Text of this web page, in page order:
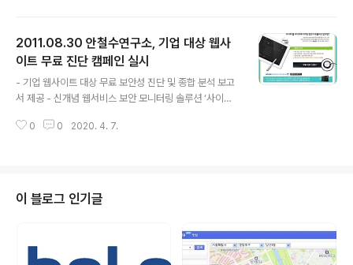
질환을 겪고 계신 환우분들을 함께 응원하자는 취지였습니
다. 잠깐! 복합부위통증증후군(CRPS)에 대해서 잘 모르시
는 분들이 많은데요. CRPS는 희귀난치성질환 중 신체 말
단에 발작적이나 지속적인 통증을 느끼는 만성통증의 일종
입니다. 이는 후천적 원인에 의해 발병하며 통증의 정도가
극심한 완치 불가능한 질환입니다. 현재 CRPS 확진 환자
2011.08.30 안철수연구소, 기업 대상 웹사
이트 무료 진단 캠페인 실시
- 기업 웹사이트 대상 무료 보안성 진단 및 종합 분석 보고
서 제공 - 신개념 웹서비스 보안 모니터링 솔루션 ‘사이트
소가 웹사이트에 대한 보안상태를 무료로 점검해주는 캠페
iteCare Enterprise)’로 기업 웹사이트의 개인정보 유출
여부 및 보안성을 - 기업 웹사이트 대상 무료 보안성 진단
링 솔루션 ‘사이트케어 엔터프라이즈’로 진단 안철수연구
소가 웹사이트에 대한 보안상태를 무료로 점검해주는 캠페
0 0 2020. 4. 7.
이 블로그 인기글